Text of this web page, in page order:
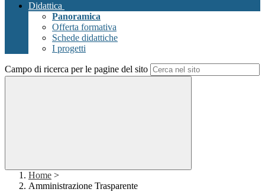
Didattica
Panoramica
Offerta formativa
Schede didattiche
I progetti
Campo di ricerca per le pagine del sito
Home >
Amministrazione Trasparente